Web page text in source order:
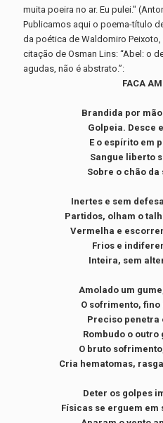
muita poeira no ar. Eu pulei."
Publicamos aqui o poema-título
da poética de Waldomiro
citação de Osman Lins: “Abel: o
agudas, não é abstrato.”:
FACA
Brandida por
Golpeia. Desce
E o espírito em
Sangue liberto
Sobre o chão
Inertes e sem
Partidos, olham o
Vermelha e
Frios e
Inteira, sem
Amolado um
O sofrimento, fino
Preciso penetra
Rombudo o outro
O bruto
Cria hematomas,
Deter os golpes
Físicas se erguem